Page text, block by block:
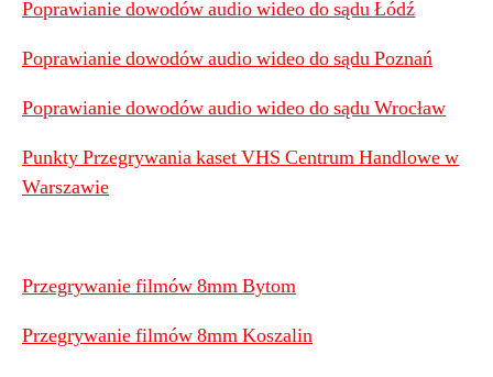
Poprawianie dowodów audio wideo do sądu Łódź
Poprawianie dowodów audio wideo do sądu Poznań
Poprawianie dowodów audio wideo do sądu Wrocław
Punkty Przegrywania kaset VHS Centrum Handlowe w
Warszawie
Przegrywanie filmów 8mm Bytom
Przegrywanie filmów 8mm Koszalin